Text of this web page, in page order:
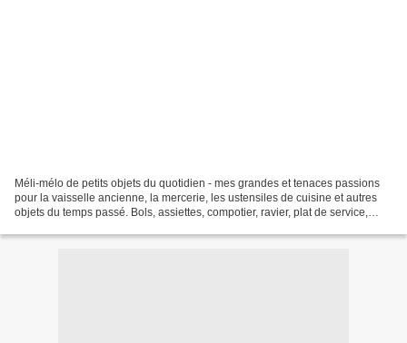
Méli-mélo de petits objets du quotidien - mes grandes et tenaces passions
pour la vaisselle ancienne, la mercerie, les ustensiles de cuisine et autres
objets du temps passé. Bols, assiettes, compotier, ravier, plat de service,